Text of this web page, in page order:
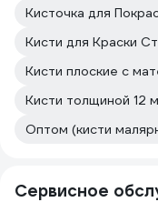
Кисточка для
Кисти для Краски
Кисти плоские с
Кисти толщиной 12
Оптом (кисти
Сервисное